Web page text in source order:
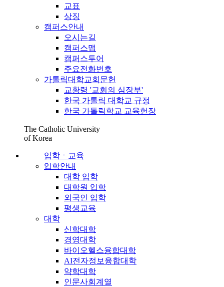
교표
상징
캠퍼스안내
오시는길
캠퍼스맵
캠퍼스투어
주요전화번호
가톨릭대학교회문헌
교황령 '교회의 심장부'
한국 가톨릭 대학교 규정
한국 가톨릭학교 교육헌장
The Catholic University
of Korea
입학ㆍ교육
입학안내
대학 입학
대학원 입학
외국인 입학
평생교육
대학
신학대학
경영대학
바이오헬스융합대학
AI전자정보융합대학
약학대학
인문사회계열